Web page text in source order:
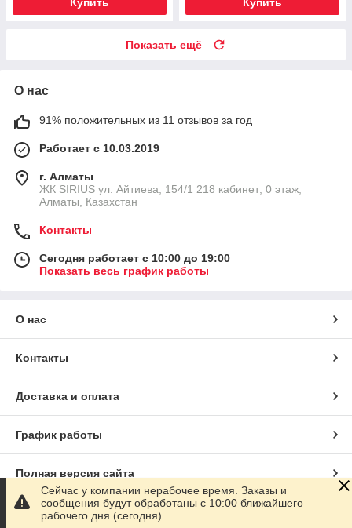
Купить Купить
Показать ещё
О нас
91% положительных из 11 отзывов за год
Работает с 10.03.2019
г. Алматы
​ЖК SIRIUS​ ул. Айтиева, 154/1​ 218 кабинет; 0 этаж,
Алматы, Казахстан
Контакты
Сегодня работает с 10:00 до 19:00
Показать весь график работы
О нас
Контакты
Доставка и оплата
График работы
Полная версия сайта
Сайт создан на маркетплейсе
Сейчас у компании нерабочее время. Заказы и
сообщения будут обработаны с 10:00 ближайшего
рабочего дня (сегодня)